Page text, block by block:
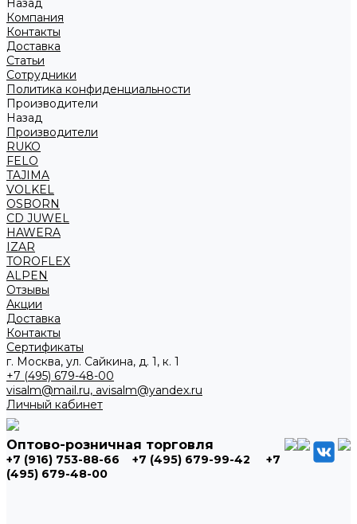
Назад
Компания
Контакты
Доставка
Статьи
Сотрудники
Политика конфиденциальности
Производители
Назад
Производители
RUKO
FELO
TAJIMA
VOLKEL
OSBORN
CD JUWEL
HAWERA
IZAR
TOROFLEX
ALPEN
Отзывы
Акции
Доставка
Контакты
Сертификаты
г. Москва, ул. Сайкина, д. 1, к. 1
+7 (495) 679-48-00
visalm@mail.ru, avisalm@yandex.ru
Личный кабинет
Оптово-розничная торговля
+7 (916) 753-88-66 +7 (495) 679-99-42
+7
(495) 679-48-00